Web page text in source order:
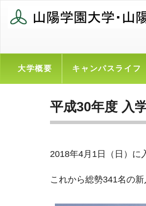
大学概要 キャンパスライフ
平成30年度 入
2018年4月1日（日）に
これから総勢341名の